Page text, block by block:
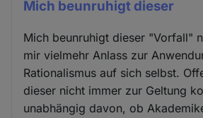
Mich beunruhigt dieser
Mich beunruhigt dieser "Vorfall"
mir vielmehr Anlass zur
Rationalismus auf sich selbst.
dieser nicht immer zur Geltung
unabhängig davon, ob